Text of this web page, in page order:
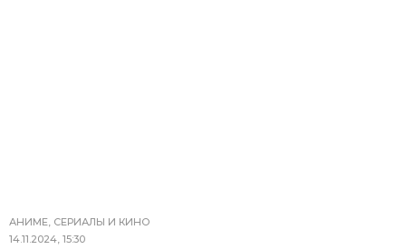
АНИМЕ, СЕРИАЛЫ И КИНО
14.11.2024, 15:30